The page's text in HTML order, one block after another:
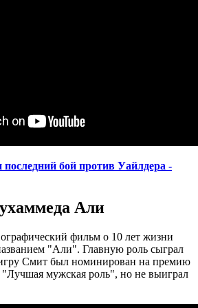
бой против Уайлдера -
Али
фильм о 10 лет жизни
"Али". Главную роль сыграл
Смит был номинирован на премию
мужская роль", но не выиграл